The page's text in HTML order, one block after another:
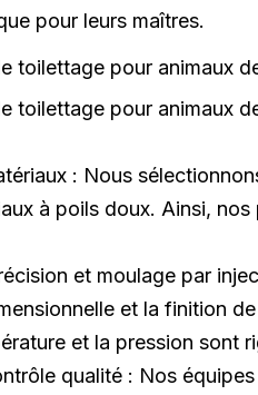
pour leurs maîtres.
: Nous
à poils doux. Ainsi,
et moulage par
et la finition
et la pression sont
qualité : Nos